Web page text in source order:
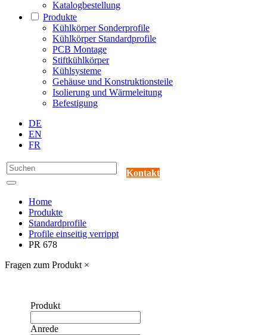
Katalogbestellung
Produkte
Kühlkörper Sonderprofile
Kühlkörper Standardprofile
PCB Montage
Stiftkühlkörper
Kühlsysteme
Gehäuse und Konstruktionsteile
Isolierung und Wärmeleitung
Befestigung
DE
EN
FR
Kontakt
Home
Produkte
Standardprofile
Profile einseitig verrippt
PR 678
Fragen zum Produkt ×
Produkt
Anrede